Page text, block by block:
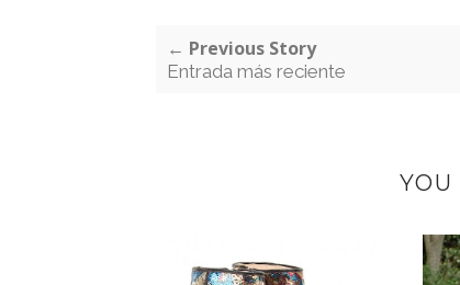
← Previous Story
Entrada más reciente